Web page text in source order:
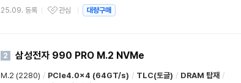
25.09. 등록 관심 대량구매
2 삼성전자 990 PRO M.2 NVMe
M.2 (2280) / PCIe4.0x4 (64GT/s) / TLC(토글) / DRAM 탑재 /